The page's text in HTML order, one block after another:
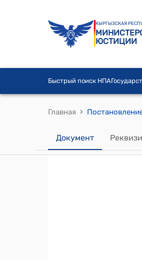
КЫРГЫЗСКАЯ
ЮСТИЦИИ
Быстрый поиск НПА
Главная ›
Документ